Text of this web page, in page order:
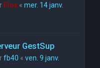
Flox « mer. 14 janv.
GestSup
fb40 « ven. 9 janv.